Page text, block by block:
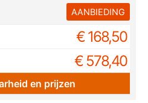
AANBIEDING
€ 168,50
€ 578,40
en prijzen